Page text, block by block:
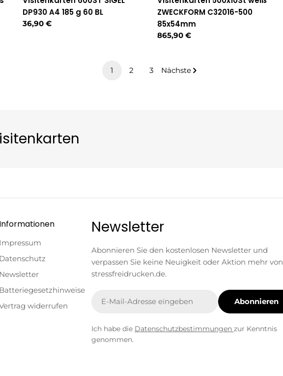
DP930 A4 185 g 60 BL
Regulärer
36,90 €
ZWECKFORM C32016-500
85x54mm
Regulärer
865,90 €
1 2 3 Nächste
Informationen
Impressum
Datenschutz
Newsletter
Batteriegesetzhinweise
widerrufen
Newsletter
Abonnieren Sie den kostenlosen Newsletter und
verpassen Sie keine Neuigkeit oder Aktion mehr von
stressfreidrucken.de.
Mail
Abonnieren
Ich habe die Datenschutzbestimmungen zur Kenntnis
genommen.